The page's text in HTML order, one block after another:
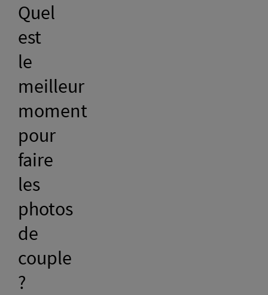
Quel
est
le
meilleur
moment
pour
faire
les
photos
de
couple
?